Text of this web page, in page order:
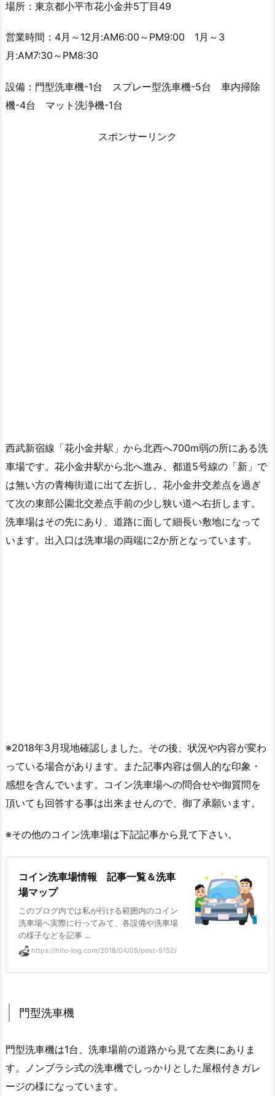
場所：東京都小平市花小金井5丁目49
営業時間：4月～12月:AM6:00～PM9:00 1月～3
月:AM7:30～PM8:30
設備：門型洗車機-1台 スプレー型洗車機-5台 車内掃除
機-4台 マット洗浄機-1台
スポンサーリンク
西武新宿線「花小金井駅」から北西へ700m弱の所にある洗
車場です。花小金井駅から北へ進み、都道5号線の「新」で
は無い方の青梅街道に出て左折し、花小金井交差点を過ぎ
て次の東部公園北交差点手前の少し狭い道へ右折します。
洗車場はその先にあり、道路に面して細長い敷地になって
います。出入口は洗車場の両端に2か所となっています。
※2018年3月現地確認しました。その後、状況や内容が変わ
っている場合があります。また記事内容は個人的な印象・
感想を含んでいます。コイン洗車場への問合せや御質問を
頂いても回答する事は出来ませんので、御了承願います。
※その他のコイン洗車場は下記記事から見て下さい。
コイン洗車場情報 記事一覧＆洗車
場マップ
このブログ内では私が行ける範囲内のコイン
洗車場へ実際に行ってみて、各設備や洗車場
の様子などを記事 ...
https://hito-log.com/2018/04/05/post-5152/
門型洗車機
門型洗車機は1台、洗車場前の道路から見て左奥にありま
す。ノンブラシ式の洗車機でしっかりとした屋根付きガレ
ージの様になっています。